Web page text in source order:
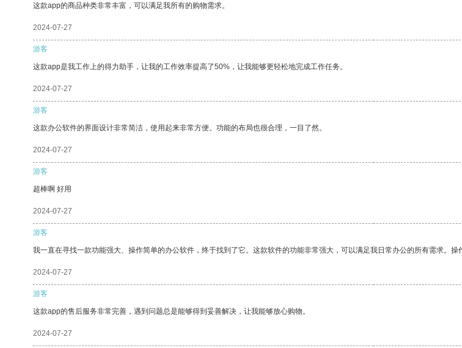
这款app的商品种类非常丰富，可以满足我所有的购物需求。
2024-07-27
游客
这款app是我工作上的得力助手，让我的工作效率提高了50%，让我能够更轻松地完成工作任务。
2024-07-27
游客
这款办公软件的界面设计非常简洁，使用起来非常方便。功能的布局也很合理，一目了然。
2024-07-27
游客
超棒啊 好用
2024-07-27
游客
我一直在寻找一款功能强大、操作简单的办公软件，终于找到了它。这款软件的功能非常强大，可以满足我日常办公的所有需求。操
2024-07-27
游客
这款app的售后服务非常完善，遇到问题总是能够得到妥善解决，让我能够放心购物。
2024-07-27